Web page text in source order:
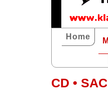
Home
CD •